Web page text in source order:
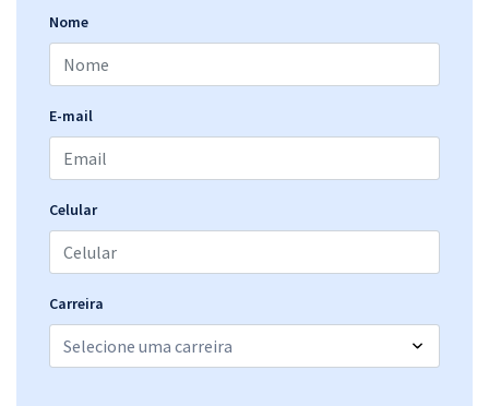
Nome
E-mail
Celular
Carreira